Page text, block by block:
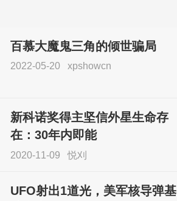
sskfn
百慕大魔鬼三角的倾世骗局
2022-05-20 xpshowcn
新科诺奖得主坚信外星生命存
在：30年内即能
2020-11-09 悦刈
UFO射出1道光，美军核导弹基